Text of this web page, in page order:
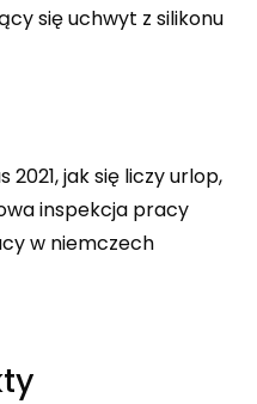
się uchwyt z silikonu
2021, jak się liczy urlop,
inspekcja pracy
w niemczech